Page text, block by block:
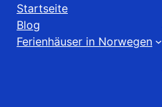
Startseite
Blog
Ferienhäuser in Norwegen